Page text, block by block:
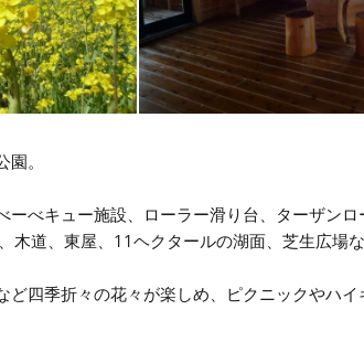
。
ーべキュー施設、ローラー滑り台、ターザン
道、東屋、11ヘクタールの湖面、芝生広場な
ど四季折々の花々が楽しめ、ピクニックやハ